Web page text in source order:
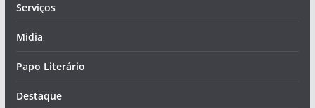
Serviços
Midia
Papo Literário
Destaque